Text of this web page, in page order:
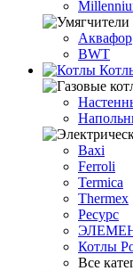
Аквафор
BWT
Baxi
Ferroli
Termica
Thermex
Ресурс
Котлы
Все